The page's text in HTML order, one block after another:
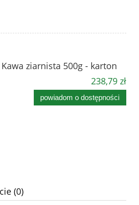
ziarnista 500g - karton
238,79 zł
powiadom o dostępności
(0)